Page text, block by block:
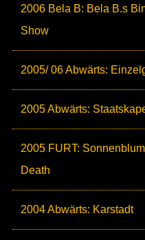
2006 Bela B: Bela B.s
Show
2005/ 06 Abwärts:
2005 Abwärts:
2005 FURT:
Death
2004 Abwärts: Karstadt